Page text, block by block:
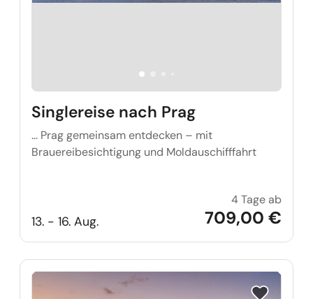
Singlereise nach Prag
… Prag gemeinsam entdecken – mit
Brauereibesichtigung und Moldauschifffahrt
13. - 16. Aug.
4 Tage ab
709,00 €
Reise auf